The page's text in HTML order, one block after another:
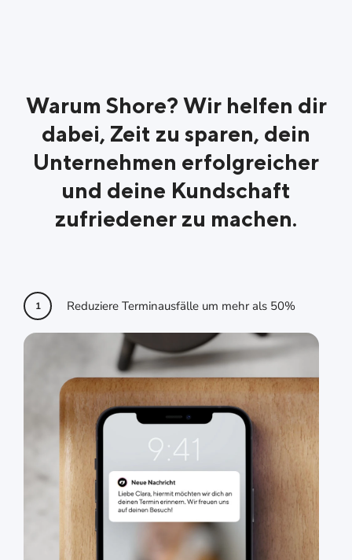
Warum Shore? Wir helfen dir
dabei, Zeit zu sparen, dein
Unternehmen erfolgreicher
und deine Kundschaft
zufriedener zu machen.
1 Reduziere Terminausfälle um mehr als 50%